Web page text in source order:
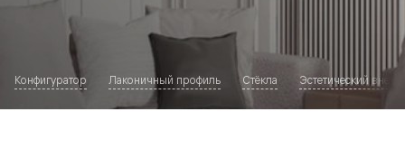
Конфигуратор Лаконичный профиль Стёкла Эстетический